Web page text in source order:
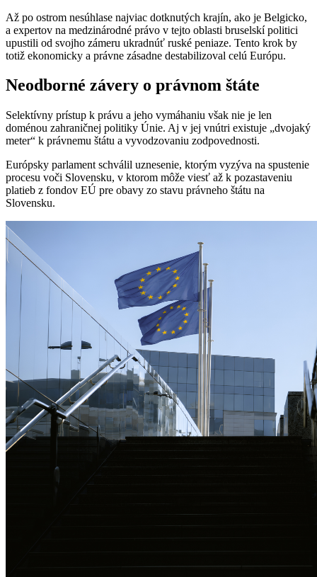
Až po ostrom nesúhlase najviac dotknutých krajín, ako je Belgicko,
a expertov na medzinárodné právo v tejto oblasti bruselskí politici
upustili od svojho zámeru ukradnúť ruské peniaze. Tento krok by
totiž ekonomicky a právne zásadne destabilizoval celú Európu.
Neodborné závery o právnom štáte
Selektívny prístup k právu a jeho vymáhaniu však nie je len
doménou zahraničnej politiky Únie. Aj v jej vnútri existuje „dvojaký
meter“ k právnemu štátu a vyvodzovaniu zodpovednosti.
Európsky parlament schválil uznesenie, ktorým vyzýva na spustenie
procesu voči Slovensku, v ktorom môže viesť až k pozastaveniu
platieb z fondov EÚ pre obavy zo stavu právneho štátu na
Slovensku.